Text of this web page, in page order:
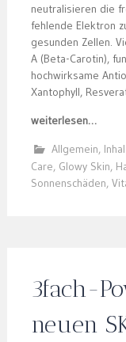
neutralisieren die
fehlende Elektron
gesunden Zellen.
A (Beta-Carotin),
hochwirksame
Xantophyll,
weiterlesen…
Allgemein,
Care, Glowy Skin,
Sonnenschäden,
3fach-
neuen